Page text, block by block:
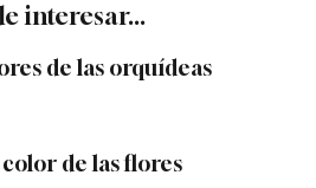
interesar...
de las orquídeas
de las flores